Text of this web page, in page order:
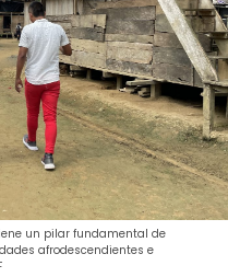
un pilar fundamental de
afrodescendientes e